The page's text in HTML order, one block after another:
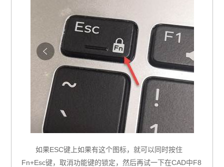
如果ESC键上如果有这个图标，就可以同时按住
Fn+Esc键，取消功能键的锁定，然后再试一下在CAD中F8